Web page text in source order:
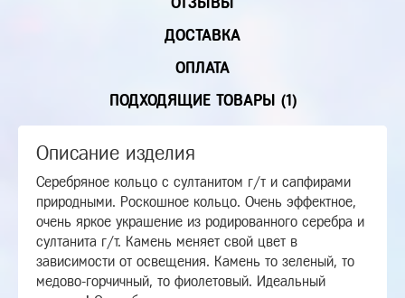
ДОСТАВКА
ОПЛАТА
ПОДХОДЯЩИЕ ТОВАРЫ (1)
Описание изделия
Серебряное кольцо с султанитом г/т и сапфирами
природными. Роскошное кольцо. Очень эффектное,
очень яркое украшение из родированного серебра и
султанита г/т. Камень меняет свой цвет в
зависимости от освещения. Камень то зеленый, то
медово-горчичный, то фиолетовый. Идеальный